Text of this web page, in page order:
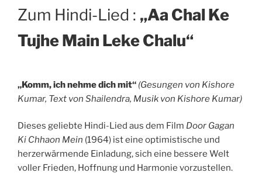
Zum Hindi-Lied : „Aa Chal Ke
Tujhe Main Leke Chalu“
„Komm, ich nehme dich mit“ (Gesungen von Kishore
Kumar, Text von Shailendra, Musik von Kishore Kumar)
Dieses geliebte Hindi-Lied aus dem Film Door Gagan
Ki Chhaon Mein (1964) ist eine optimistische und
herzerwärmende Einladung, sich eine bessere Welt
voller Frieden, Hoffnung und Harmonie vorzustellen.